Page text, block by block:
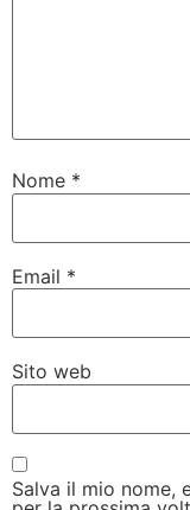
Nome *
Email *
Sito web
Salva il mio nome,